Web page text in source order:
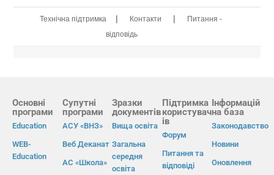
Технічна підтримка | Контакти |
Питання -
відповідь
Основні
програми
Education
WEB-
Education
Супутні
програми
АСУ «ВНЗ»
Веб Деканат
АС «Школа»
Зразки
документів
Вища освіта
Загальна
середня
освіта
Підтримка
користувач
ів
Форум
Питання та
відповіді
Інформацій
на база
Законодавство
Новини
Оновлення